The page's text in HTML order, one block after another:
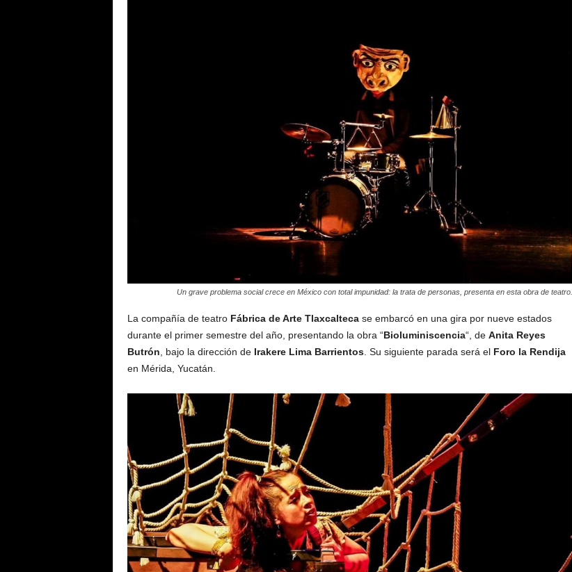
Un grave problema social crece en México con total impunidad: la trata de personas, presenta en esta obra de teatro.
La compañía de teatro Fábrica de Arte Tlaxcalteca se embarcó en una gira por nueve estados
durante el primer semestre del año, presentando la obra “Bioluminiscencia“, de Anita Reyes
Butrón , bajo la dirección de Irakere Lima Barrientos. Su siguiente parada será el Foro la Rendija
en Mérida, Yucatán.